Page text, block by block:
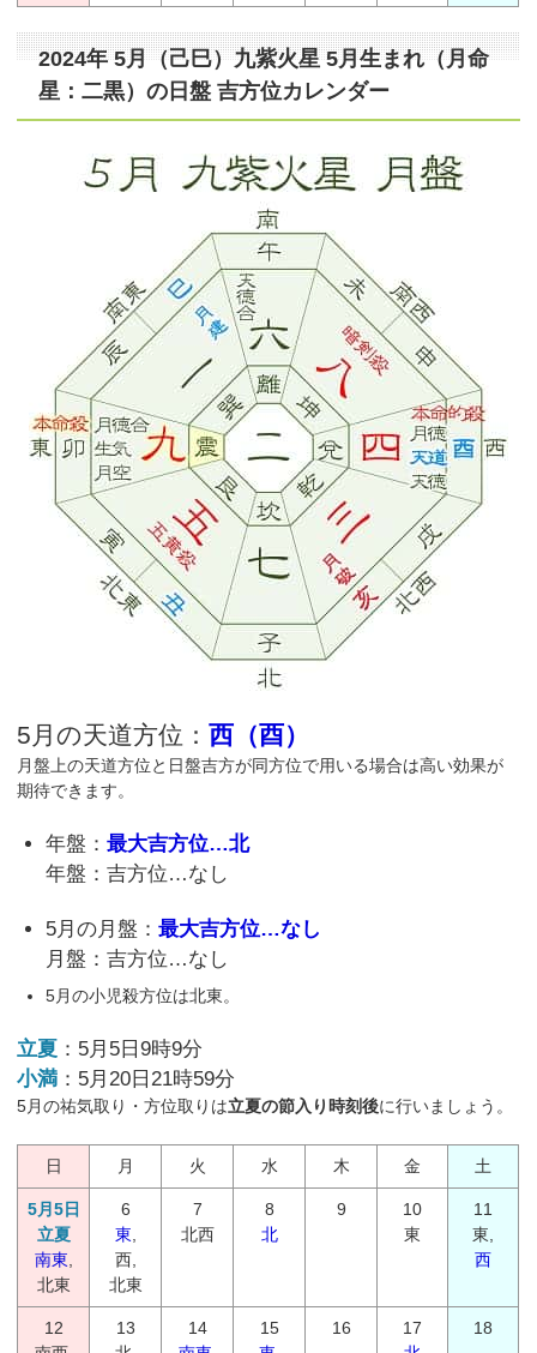
2024年 5月（己巳）九紫火星 5月生まれ（月命
星：二黒）の日盤 吉方位カレンダー
5月の天道方位：西（酉）
月盤上の天道方位と日盤吉方が同方位で用いる場合は高い効果が
期待できます。
年盤：最大吉方位…北
年盤：吉方位…なし
5月の月盤：最大吉方位…なし
月盤：吉方位…なし
5月の小児殺方位は北東。
立夏 ：5月5日9時9分
小満 ：5月20日21時59分
5月の祐気取り・方位取りは立夏の節入り時刻後に行いましょう。
日 月 火 水 木 金 土
5月5日
立夏
南東,
北東
6
東,
西,
北東
7
北西
8
北
9
10
東
11
東,
西
12
13
14
15
16
17
18